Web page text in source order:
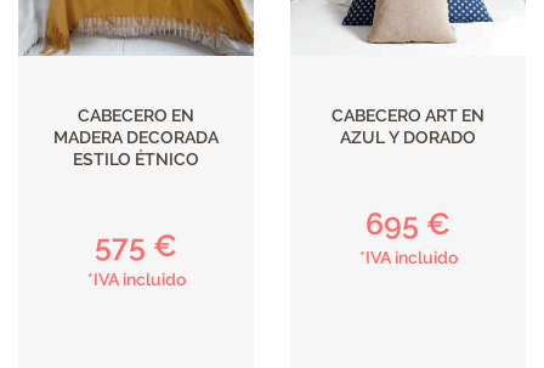
CABECERO EN
MADERA DECORADA
ESTILO ÉTNICO
575 €
*IVA incluido
CABECERO ART EN
AZUL Y DORADO
695 €
*IVA incluido